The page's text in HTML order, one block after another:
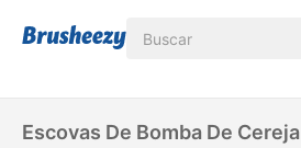
Escovas De Bomba De Cereja